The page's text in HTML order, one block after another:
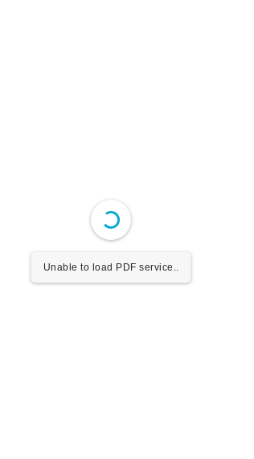
Unable to load PDF service..